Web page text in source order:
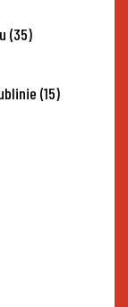
(35)
(15)